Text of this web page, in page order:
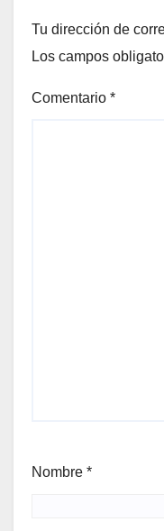
Tu dirección de
Los campos
Comentario *
Nombre *